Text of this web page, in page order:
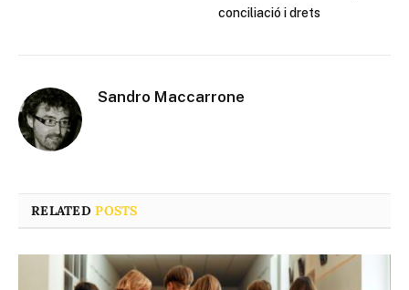
conciliació i drets
Sandro Maccarrone
RELATEDPOSTS